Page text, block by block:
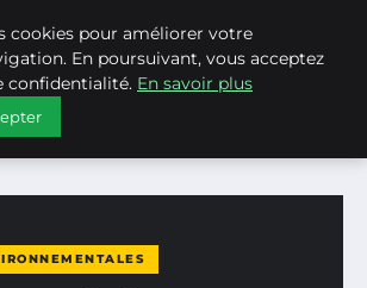
ENVIRONNEMENTALES
D’ENTREPRISE DEVENAIT UN…
cookies pour améliorer votre
En poursuivant, vous acceptez
confidentialité. En savoir plus